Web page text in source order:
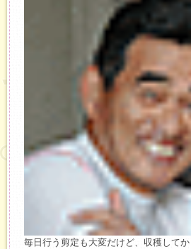
毎日行う剪定も大変だけど、収穫して